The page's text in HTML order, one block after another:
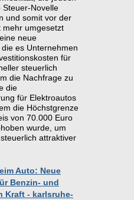
Steuer-Novelle
und somit vor der
mehr umgesetzt
neue
es Unternehmen
für
steuerlich
die Nachfrage zu
die
für Elektroautos
die Höchstgrenze
von 70.000 Euro
wurde, um
attraktiver
Auto: Neue
Benzin- und
Kraft - karlsruhe-